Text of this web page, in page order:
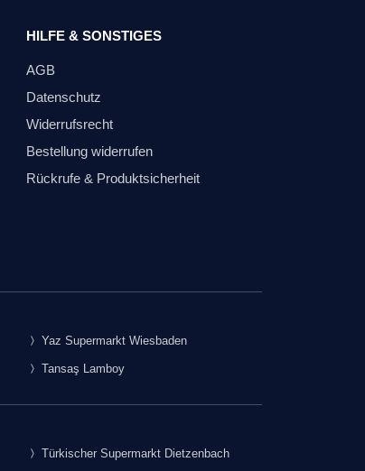
HILFE & SONSTIGES
AGB
Datenschutz
Widerrufsrecht
Bestellung widerrufen
Rückrufe & Produktsicherheit
Yaz Supermarkt Wiesbaden
Tansaş Lamboy
Türkischer Supermarkt Dietzenbach